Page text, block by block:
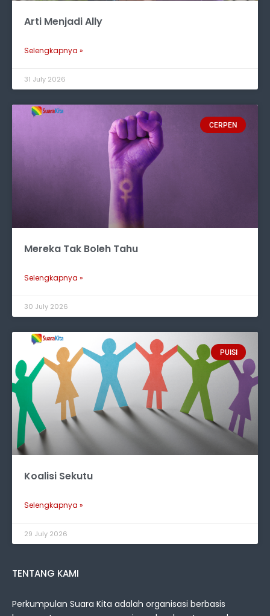
Arti Menjadi Ally
Selengkapnya »
31 July 2026
CERPEN
Mereka Tak Boleh Tahu
Selengkapnya »
30 July 2026
PUISI
Koalisi Sekutu
Selengkapnya »
29 July 2026
TENTANG KAMI
Perkumpulan Suara Kita adalah organisasi berbasis